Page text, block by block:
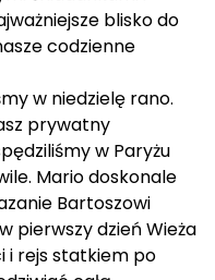
blisko do
codzienne
w niedzielę rano.
prywatny
w Paryżu
Mario doskonale
Bartoszowi
pierwszy dzień Wieża
i rejs statkiem po